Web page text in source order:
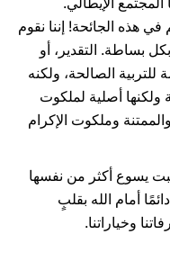
هذه الجائحة! إننا نقوم
بساطة. التقدير، أو
الصالحة، ولكنه
ولكنها أصلية لملكوت
وملكوت الإكرام
يسوع أكثر من نفسها
أمام الله بقلبٍ
وخياراتنا.